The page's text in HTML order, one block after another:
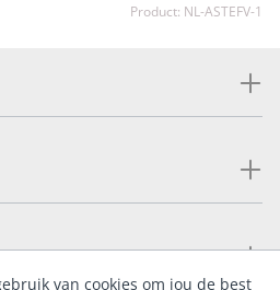
Product: NL-ASTEFV-1
van cookies om jou de best